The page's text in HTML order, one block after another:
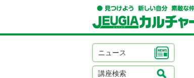
ニュース
講座検索